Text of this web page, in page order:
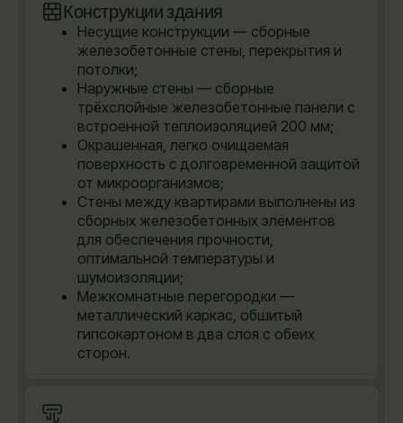
Конструкции здания
Несущие конструкции — сборные
железобетонные стены, перекрытия и
потолки;
Наружные стены — сборные
трёхслойные железобетонные панели с
встроенной теплоизоляцией 200 мм;
Окрашенная, легко очищаемая
поверхность с долговременной защитой
от микроорганизмов;
Стены между квартирами выполнены из
сборных железобетонных элементов
для обеспечения прочности,
оптимальной температуры и
шумоизоляции;
Межкомнатные перегородки —
металлический каркас, обшитый
гипсокартоном в два слоя с обеих
сторон.